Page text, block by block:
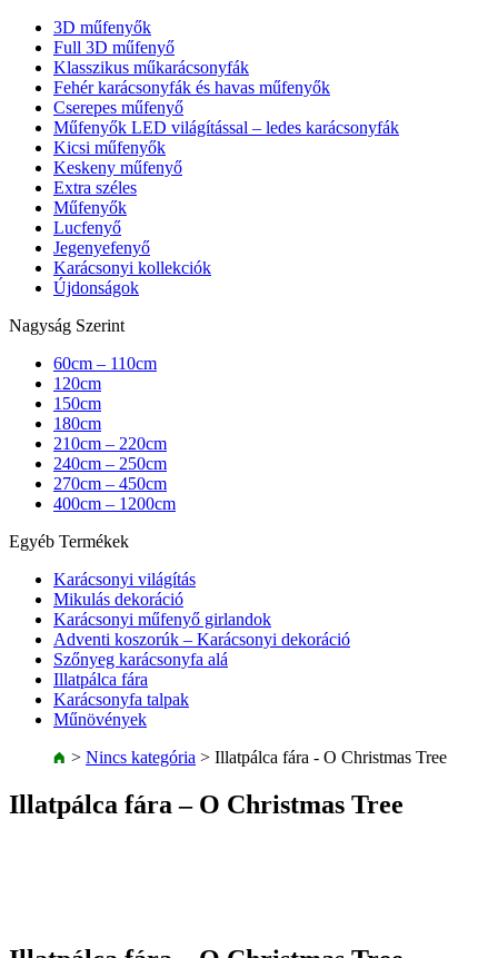
3D műfenyők
Full 3D műfenyő
Klasszikus műkarácsonyfák
Fehér karácsonyfák és havas műfenyők
Cserepes műfenyő
Műfenyők LED világítással – ledes karácsonyfák
Kicsi műfenyők
Keskeny műfenyő
Extra széles
Műfenyők
Lucfenyő
Jegenyefenyő
Karácsonyi kollekciók
Újdonságok
Nagyság Szerint
60cm – 110cm
120cm
150cm
180cm
210cm – 220cm
240cm – 250cm
270cm – 450cm
400cm – 1200cm
Egyéb Termékek
Karácsonyi világítás
Mikulás dekoráció
Karácsonyi műfenyő girlandok
Adventi koszorúk – Karácsonyi dekoráció
Szőnyeg karácsonyfa alá
Illatpálca fára
Karácsonyfa talpak
Műnövények
> Nincs kategória > Illatpálca fára - O Christmas Tree
Illatpálca fára – O Christmas Tree